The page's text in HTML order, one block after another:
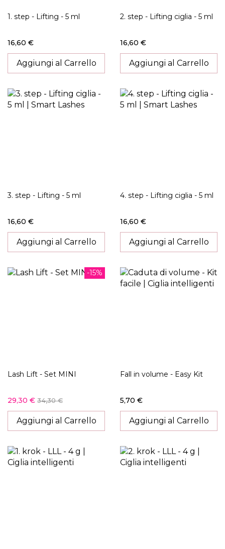
1. step - Lifting - 5 ml
16,60 €
Aggiungi al Carrello
2. step - Lifting ciglia - 5 ml
16,60 €
Aggiungi al Carrello
3. step - Lifting - 5 ml
16,60 €
Aggiungi al Carrello
4. step - Lifting ciglia - 5 ml
16,60 €
Aggiungi al Carrello
-15%
Lash Lift - Set MINI
29,30 € 34,30 €
Aggiungi al Carrello
Fall in volume - Easy Kit
5,70 €
Aggiungi al Carrello